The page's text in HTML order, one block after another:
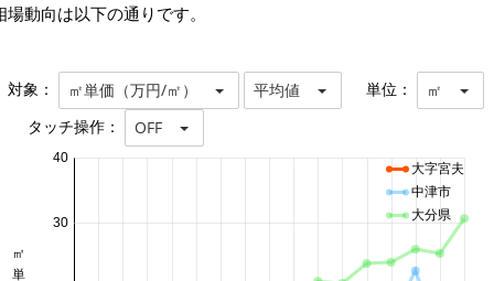
場動向は以下の通りです。
対象： ㎡単価（万円/㎡） 平均値 単位： ㎡
タッチ操作： OFF
30
40
大字宮夫
中津市
大分県